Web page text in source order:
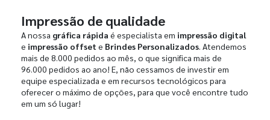
Impressão de qualidade
A nossa gráfica rápida é especialista em impressão digital
e impressão offset e Brindes Personalizados. Atendemos
mais de 8.000 pedidos ao mês, o que significa mais de
96.000 pedidos ao ano! E, não cessamos de investir em
equipe especializada e em recursos tecnológicos para
oferecer o máximo de opções, para que você encontre tudo
em um só lugar!